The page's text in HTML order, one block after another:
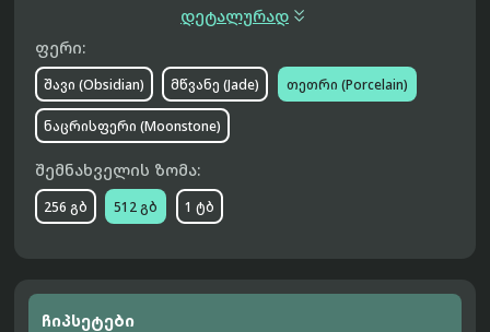
დეტალურად 
ფერი:
შავი (Obsidian) მწვანე (Jade) თეთრი (Porcelain)
ნაცრისფერი (Moonstone)
შემნახველის ზომა:
256 გბ 512 გბ 1 ტბ
ჩიპსეტები